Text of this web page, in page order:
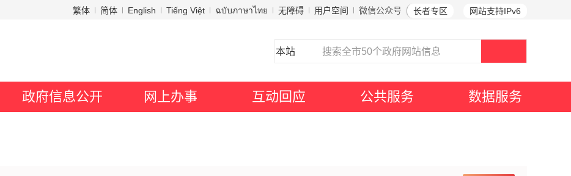
网站支持IPv6
繁体 简体 English Tiếng Việt ฉบับภาษาไทย 无障碍 用户空间 微信公众号 长者专区
政府信息公开 网上办事 互动回应 公共服务 数据服务